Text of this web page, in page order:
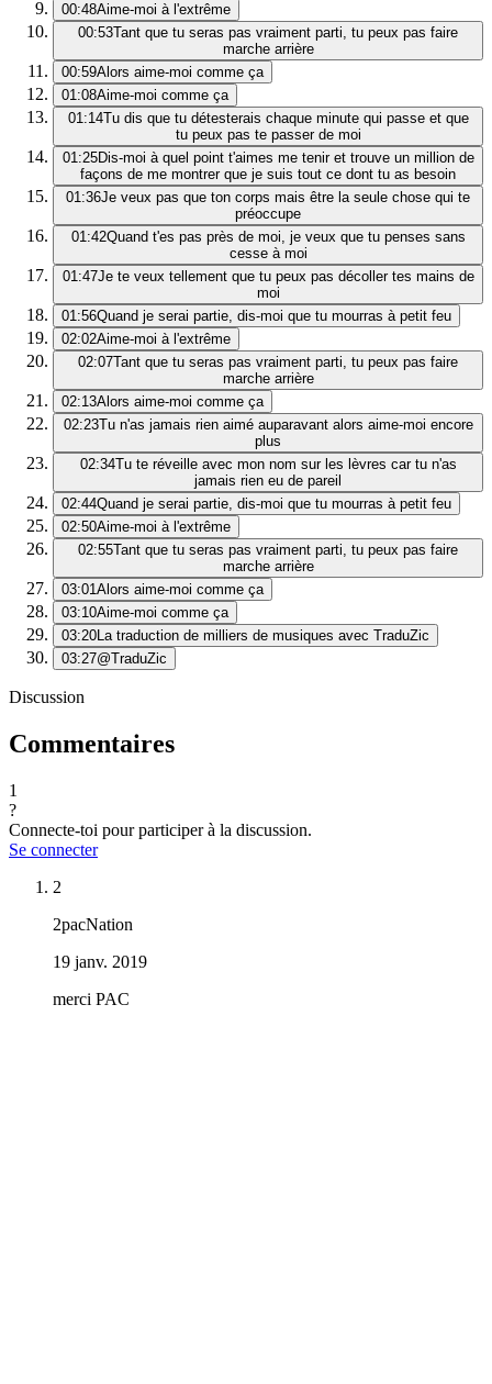
00:48Aime-moi à l'extrême
00:53Tant que tu seras pas vraiment parti, tu peux pas faire
marche arrière
00:59Alors aime-moi comme ça
01:08Aime-moi comme ça
01:14Tu dis que tu détesterais chaque minute qui passe et que
tu peux pas te passer de moi
01:25Dis-moi à quel point t'aimes me tenir et trouve un million de
façons de me montrer que je suis tout ce dont tu as besoin
01:36Je veux pas que ton corps mais être la seule chose qui te
préoccupe
01:42Quand t'es pas près de moi, je veux que tu penses sans
cesse à moi
01:47Je te veux tellement que tu peux pas décoller tes mains de
moi
01:56Quand je serai partie, dis-moi que tu mourras à petit feu
02:02Aime-moi à l'extrême
02:07Tant que tu seras pas vraiment parti, tu peux pas faire
marche arrière
02:13Alors aime-moi comme ça
02:23Tu n'as jamais rien aimé auparavant alors aime-moi encore
plus
02:34Tu te réveille avec mon nom sur les lèvres car tu n'as
jamais rien eu de pareil
02:44Quand je serai partie, dis-moi que tu mourras à petit feu
02:50Aime-moi à l'extrême
02:55Tant que tu seras pas vraiment parti, tu peux pas faire
marche arrière
03:01Alors aime-moi comme ça
03:10Aime-moi comme ça
03:20La traduction de milliers de musiques avec TraduZic
03:27@TraduZic
Discussion
Commentaires
1
?
Connecte-toi pour participer à la discussion.
Se connecter
2
2pacNation
19 janv. 2019
merci PAC